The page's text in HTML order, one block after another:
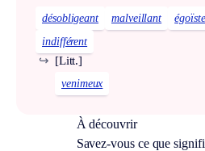
désobligeant malveillant égoïste
indifférent
[Litt.]
↪
venimeux
À découvrir
Savez-vous ce que